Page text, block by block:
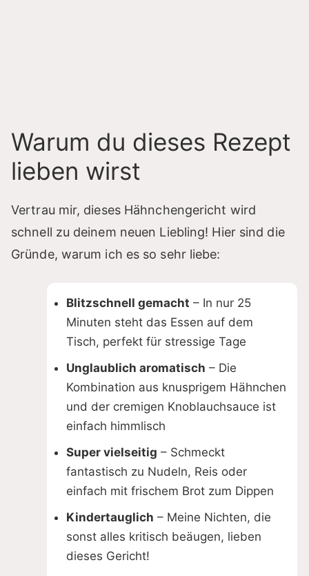
Warum du dieses Rezept
lieben wirst
Vertrau mir, dieses Hähnchengericht wird
schnell zu deinem neuen Liebling! Hier sind die
Gründe, warum ich es so sehr liebe:
Blitzschnell gemacht – In nur 25
Minuten steht das Essen auf dem
Tisch, perfekt für stressige Tage
Unglaublich aromatisch – Die
Kombination aus knusprigem Hähnchen
und der cremigen Knoblauchsauce ist
einfach himmlisch
Super vielseitig – Schmeckt
fantastisch zu Nudeln, Reis oder
einfach mit frischem Brot zum Dippen
Kindertauglich – Meine Nichten, die
sonst alles kritisch beäugen, lieben
dieses Gericht!